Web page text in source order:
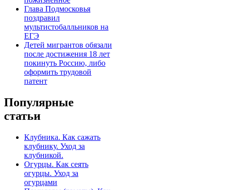
Глава Подмосковья
поздравил
мультистобалльников на
ЕГЭ
Детей мигрантов обязали
после достижения 18 лет
покинуть Россию, либо
оформить трудовой
патент
Популярные
статьи
Клубника. Как сажать
клубнику. Уход за
клубникой.
Огурцы. Как сеять
огурцы. Уход за
огурцами